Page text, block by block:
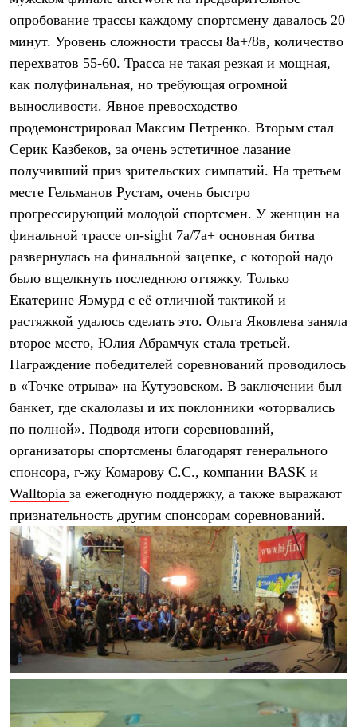
Лёгкая одежда
Рубашки
Футболки
Брюки
Термобелье
Теплое термобелье
Легкое термобелье
Флисовая одежда
Куртки
Брюки
Детская одежда
Комбинезоны
Куртки
Брюки
Утепленная синтетикой
Комбинезоны
Куртки
Лёгкая одежда
Футболки
Толстовки
Брюки
Софтшелл одежда
Куртки
Флисовая одежда
Куртки
Брюки
Комбинезоны
Термобелье
Снаряжение
Палатки и тенты
Палатки
Тенты
Аксессуары для палаток
Рюкзаки
Экспедиционные
Легкоходные
Альпинистские
Городские
Аксессуары для рюкзаков
Пуховые
Комбинированные
опробование трассы каждому спортсмену давалось 20
минут. Уровень сложности трассы 8а+/8в, количество
перехватов 55-60. Трасса не такая резкая и мощная,
как полуфинальная, но требующая огромной
выносливости. Явное превосходство
продемонстрировал Максим Петренко. Вторым стал
Серик Казбеков, за очень эстетичное лазание
получивший приз зрительских симпатий. На третьем
месте Гельманов Рустам, очень быстро
прогрессирующий молодой спортсмен. У женщин на
финальной трассе on-sight 7а/7а+ основная битва
развернулась на финальной зацепке, с которой надо
было вщелкнуть последнюю оттяжку. Только
Екатерине Яэмурд с её отличной тактикой и
растяжкой удалось сделать это. Ольга Яковлева заняла
второе место, Юлия Абрамчук стала третьей.
Награждение победителей соревнований проводилось
в «Точке отрыва» на Кутузовском. В заключении был
банкет, где скалолазы и их поклонники «оторвались
по полной». Подводя итоги соревнований,
организаторы спортсмены благодарят генерального
спонсора, г-жу Комарову С.С., компании BASK и
Walltopia за ежегодную поддержку, а также выражают
признательность другим спонсорам соревнований.